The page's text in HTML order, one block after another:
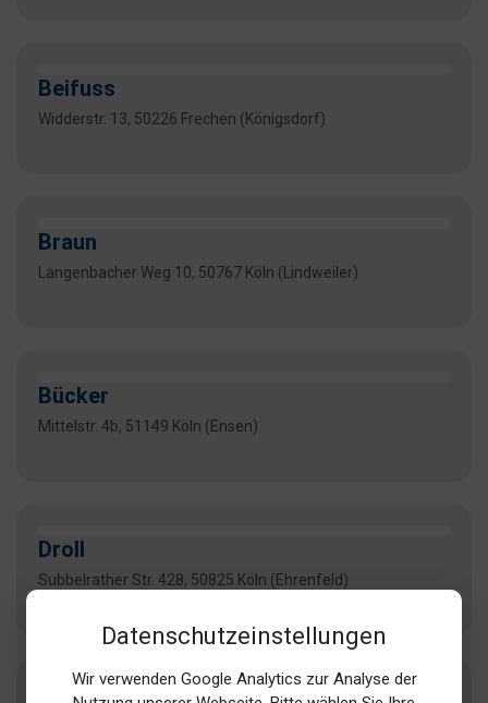
Datenschutzeinstellungen
Wir verwenden Google Analytics zur Analyse der
Beifuss
Widderstr. 13, 50226 Frechen (Königsdorf)
Braun
Langenbacher Weg 10, 50767 Köln (Lindweiler)
Bücker
Mittelstr. 4b, 51149 Köln (Ensen)
Droll
Subbelrather Str. 428, 50825 Köln (Ehrenfeld)